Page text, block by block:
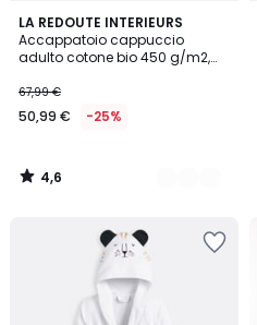
LA REDOUTE INTERIEURS
Accappatoio cappuccio
adulto cotone bio 450 g/m2,
67,99 €
50,99 € -25%
4,6
/ 5
4
Colori
4,6
/